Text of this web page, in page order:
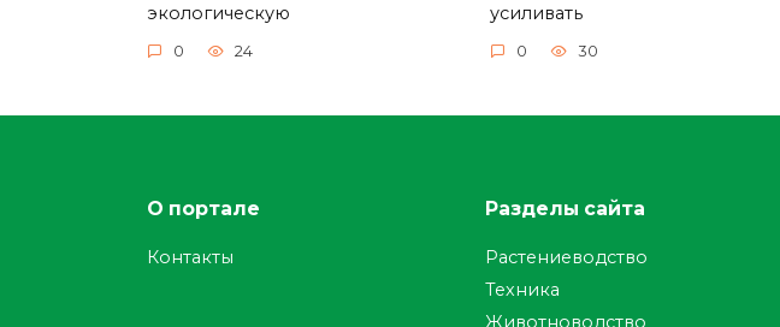
экологическую
0 24
усиливать
0 30
О портале
Контакты
Разделы сайта
Растениеводство
Техника
Животноводство